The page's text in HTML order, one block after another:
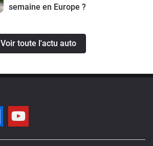
semaine en Europe ?
Voir toute l'actu auto